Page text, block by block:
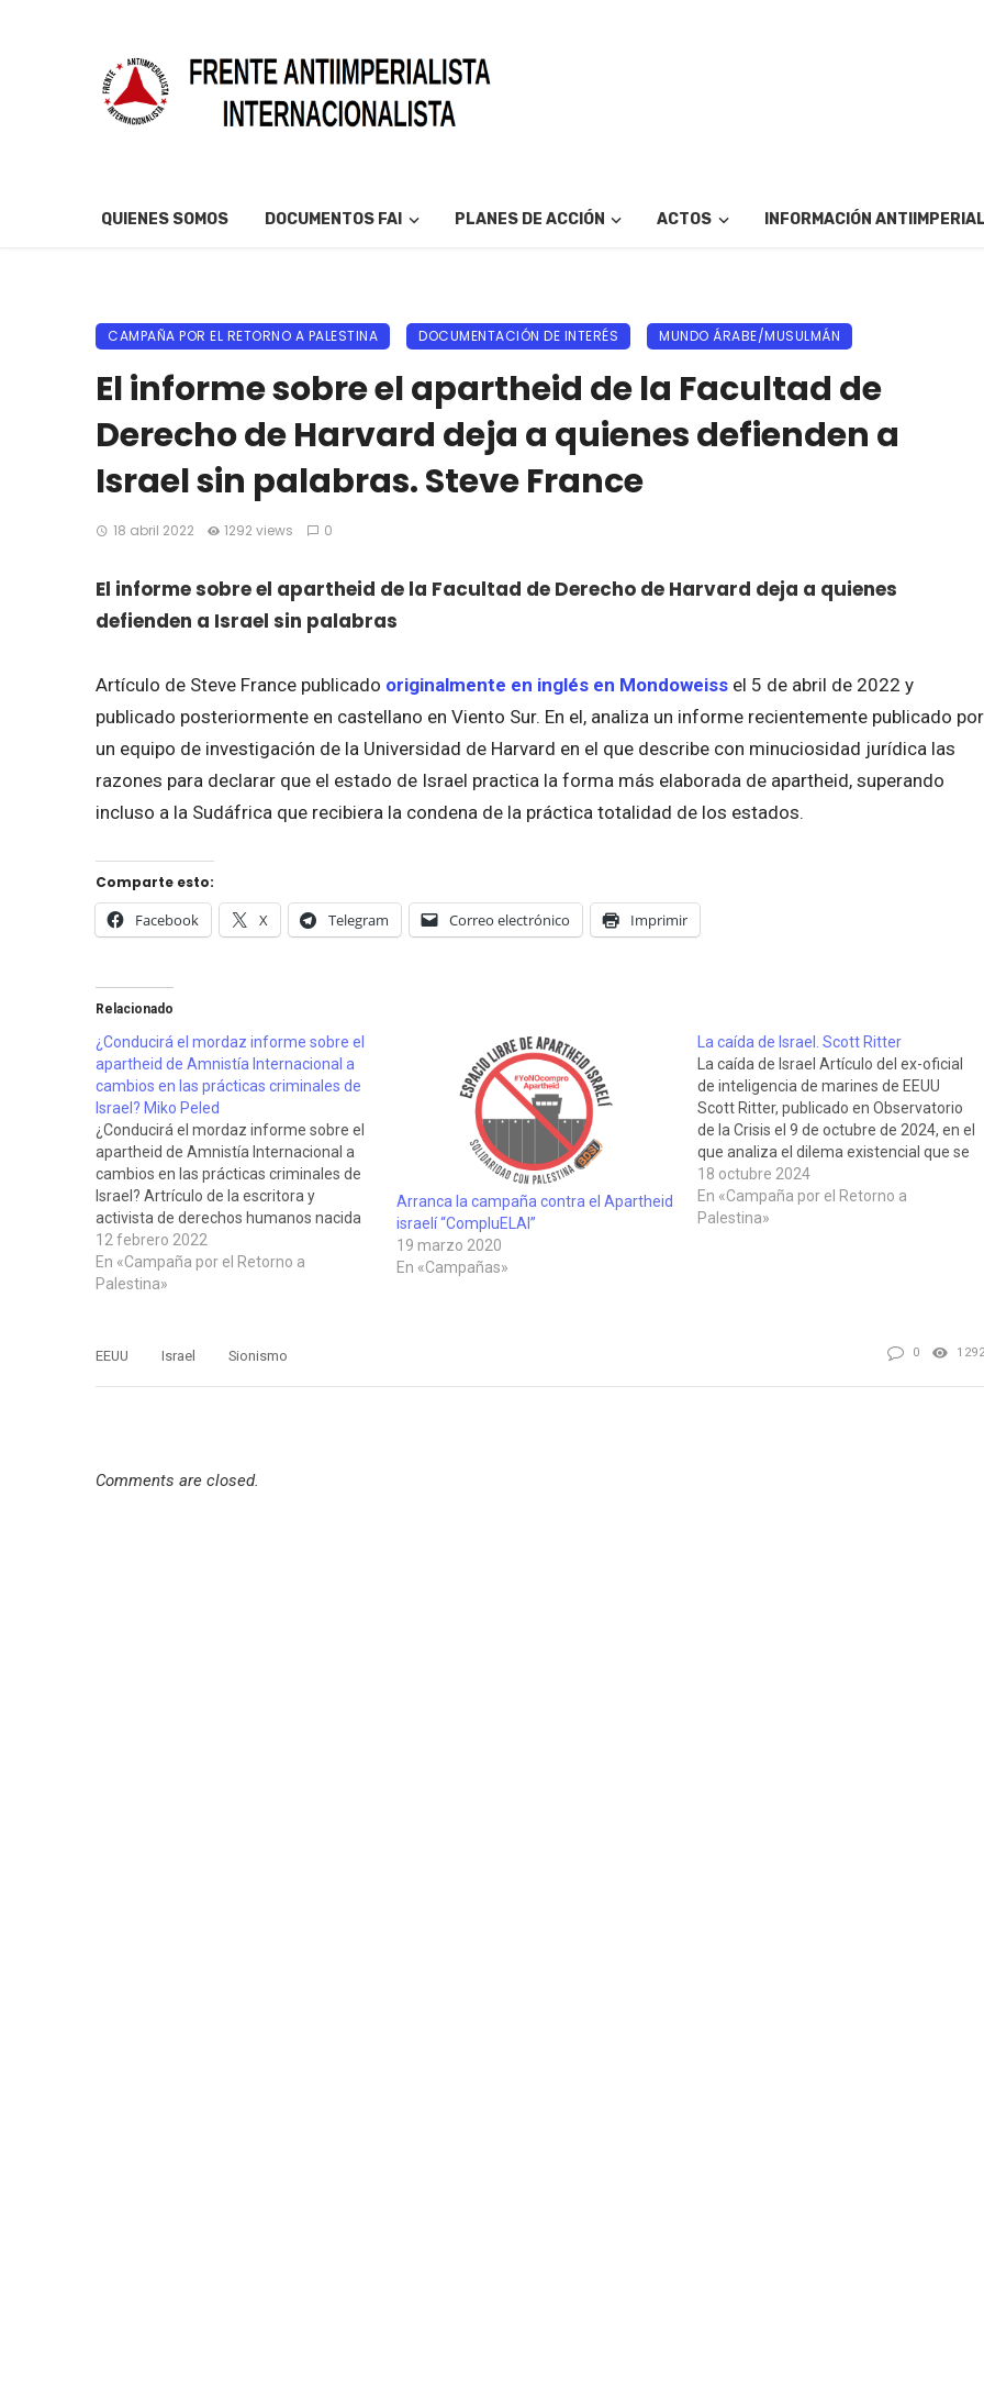
QUIENES SOMOS DOCUMENTOS FAI PLANES DE ACCIÓN ACTOS INFORMACIÓN
CAMPAÑA POR EL RETORNO A PALESTINA DOCUMENTACIÓN DE INTERÉS MUNDO ÁRABE/MUSULMÁN
El informe sobre el apartheid de la Facultad de
Derecho de Harvard deja a quienes defienden a
Israel sin palabras. Steve France
18 abril 2022 1292 views 0
El informe sobre el apartheid de la Facultad de Derecho de Harvard deja a quienes
defienden a Israel sin palabras
Artículo de Steve France publicado originalmente en inglés en Mondoweiss el 5 de abril de 2022 y
publicado posteriormente en castellano en Viento Sur. En el, analiza un informe recientemente publicado por
un equipo de investigación de la Universidad de Harvard en el que describe con minuciosidad jurídica las
razones para declarar que el estado de Israel practica la forma más elaborada de apartheid, superando
incluso a la Sudáfrica que recibiera la condena de la práctica totalidad de los estados.
Comparte esto:
Facebook X Telegram Correo electrónico Imprimir
Relacionado
¿Conducirá el mordaz informe sobre el
apartheid de Amnistía Internacional a
cambios en las prácticas criminales de
Israel? Miko Peled
¿Conducirá el mordaz informe sobre el
apartheid de Amnistía Internacional a
cambios en las prácticas criminales de
Israel? Artrículo de la escritora y
activista de derechos humanos nacida
en Jerusalén Miko Peled publicada en
Mint Press News el 10 de febrero de
2022 que analiza el contenido del último
12 febrero 2022
En «Campaña por el Retorno a
Palestina»
Arranca la campaña contra el Apartheid
israelí “CompluELAI”
19 marzo 2020
En «Campañas»
La caída de Israel. Scott Ritter
La caída de Israel Artículo del ex-oficial
de inteligencia de marines de EEUU
Scott Ritter, publicado en Observatorio
de la Crisis el 9 de octubre de 2024, en el
que analiza el dilema existencial que se
le presenta al ente sionista, condenado
a su desaparición antes o después, tras
revelar…
18 octubre 2024
En «Campaña por el Retorno a
Palestina»
EEUU Israel Sionismo 0 1292
Comments are closed.